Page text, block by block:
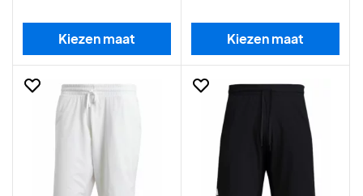
Kiezen maat Kiezen maat